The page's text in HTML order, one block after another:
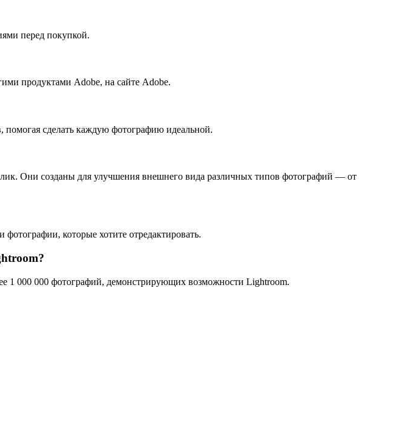
перед покупкой.
продуктами Adobe, на сайте Adobe.
помогая сделать каждую фотографию идеальной.
Они созданы для улучшения внешнего вида различных типов фотографий — от
которые хотите отредактировать.
1 000 000 фотографий, демонстрирующих возможности Lightroom.